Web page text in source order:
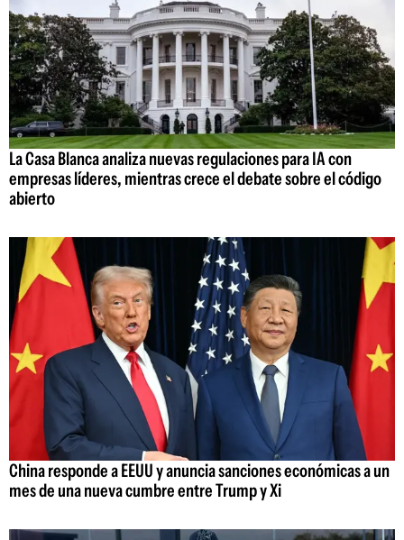
La Casa Blanca analiza nuevas regulaciones para IA con
empresas líderes, mientras crece el debate sobre el código
abierto
China responde a EEUU y anuncia sanciones económicas a un
mes de una nueva cumbre entre Trump y Xi